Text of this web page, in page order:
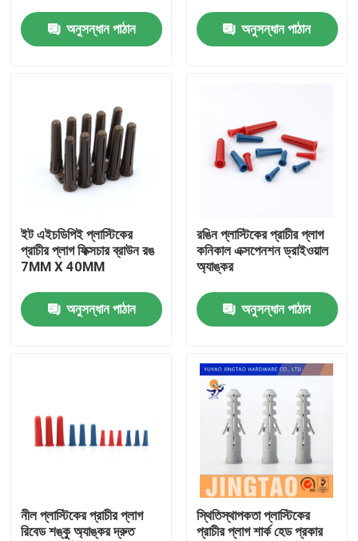
ভিডিও
আমাদের সম্পর্কে
মান নিয়ন্ত্রণ
উদ্ধৃতির জন্য আবেদন
নাইলন অ্যাঙ্কর প্লাগ
অনুসন্ধান পাঠান অনুসন্ধান পাঠান
ইট এইচডিপিই প্লাস্টিকের
প্রাচীর প্লাগ ফিক্সচার ব্রাউন রঙ
7MM X 40MM
অনুসন্ধান পাঠান
রঙিন প্লাস্টিকের প্রাচীর প্লাগ
কনিকাল এক্সপেনশন ড্রাইওয়াল
অ্যাঙ্কর
অনুসন্ধান পাঠান
নীল প্লাস্টিকের প্রাচীর প্লাগ
রিবেড শঙ্কু অ্যাঙ্কর দ্রুত
স্থিতিস্থাপকতা প্লাস্টিকের
প্রাচীর প্লাগ শার্ক হেড প্রকার